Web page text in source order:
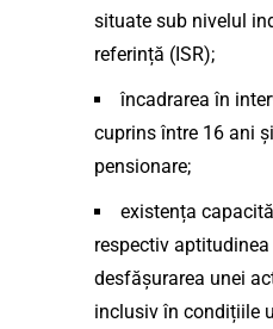
situate sub nivelul
referință (ISR);
încadrarea în
cuprins între 16 ani
pensionare;
existența
respectiv aptitudinea
desfășurarea unei
inclusiv în condițiile